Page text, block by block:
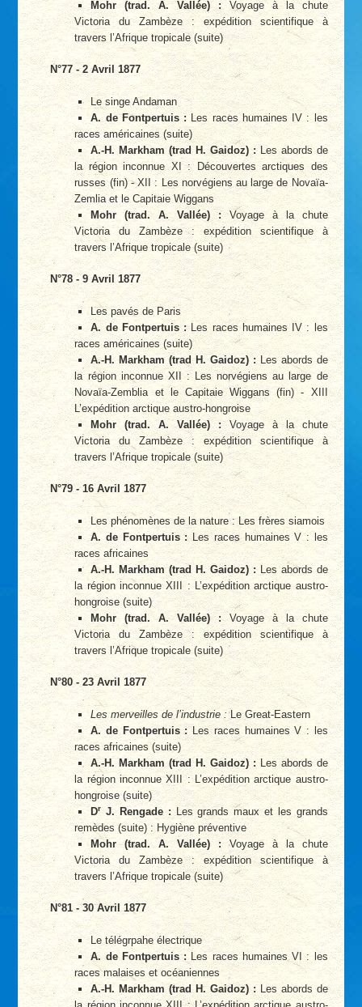
Mohr (trad. A. Vallée) : Voyage à la chute
Victoria du Zambèze : expédition scientifique à
travers l’Afrique tropicale (suite)
N°77 - 2 Avril 1877
Le singe Andaman
A. de Fontpertuis : Les races humaines IV : les
races américaines (suite)
A.-H. Markham (trad H. Gaidoz) :Les abords de
la région inconnue XI : Découvertes arctiques des
russes (fin) - XII : Les norvégiens au large de Novaïa-
Zemlia et le Capitaie Wiggans
Mohr (trad. A. Vallée) : Voyage à la chute
Victoria du Zambèze : expédition scientifique à
travers l’Afrique tropicale (suite)
N°78 - 9 Avril 1877
Les pavés de Paris
A. de Fontpertuis :Les races humaines IV : les
races américaines (suite)
A.-H. Markham (trad H. Gaidoz) :Les abords de
la région inconnue XII : Les norvégiens au large de
Novaïa-Zemblia et le Capitaie Wiggans (fin) - XIII
L’expédition arctique austro-hongroise
Mohr (trad. A. Vallée) :Voyage à la chute
Victoria du Zambèze : expédition scientifique à
travers l’Afrique tropicale (suite)
N°79 - 16 Avril 1877
Les phénomènes de la nature : Les frères siamois
A. de Fontpertuis :Les races humaines V : les
races africaines
A.-H. Markham (trad H. Gaidoz) :Les abords de
la région inconnue XIII : L’expédition arctique austro-
hongroise (suite)
Mohr (trad. A. Vallée) :Voyage à la chute
Victoria du Zambèze : expédition scientifique à
travers l’Afrique tropicale (suite)
N°80 - 23 Avril 1877
Les merveilles de l’industrie : Le Great-Eastern
A. de Fontpertuis :Les races humaines V : les
races africaines (suite)
A.-H. Markham (trad H. Gaidoz) : Les abords de
la région inconnue XIII : L’expédition arctique austro-
hongroise (suite)
DrJ. Rengade :Les grands maux et les grands
remèdes (suite) : Hygiène préventive
Mohr (trad. A. Vallée) :Voyage à la chute
Victoria du Zambèze : expédition scientifique à
travers l’Afrique tropicale (suite)
N°81 - 30 Avril 1877
Le télégrpahe électrique
A. de Fontpertuis : Les races humaines VI : les
races malaises et océaniennes
A.-H. Markham (trad H. Gaidoz) :Les abords de